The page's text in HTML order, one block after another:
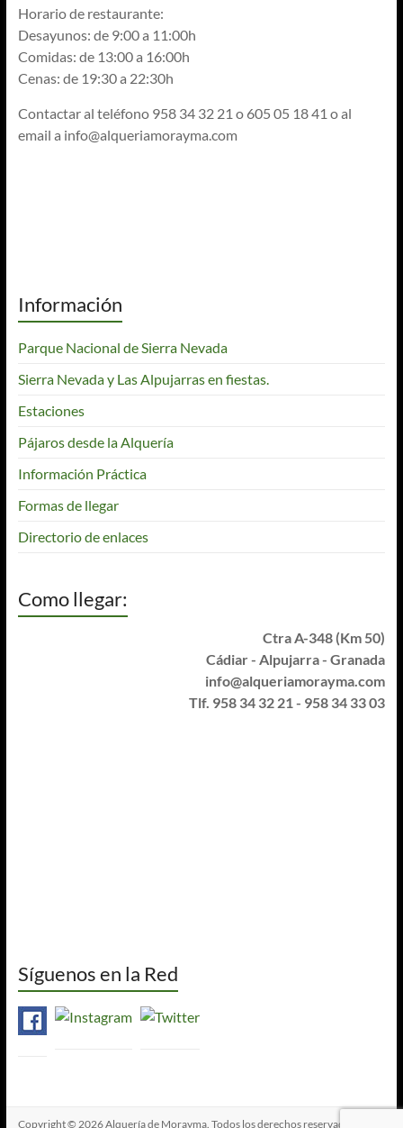
Horario de restaurante:
Desayunos: de 9:00 a 11:00h
Comidas: de 13:00 a 16:00h
Cenas: de 19:30 a 22:30h
Contactar al teléfono 958 34 32 21 o 605 05 18 41 o al
email a info@alqueriamorayma.com
Información
Parque Nacional de Sierra Nevada
Sierra Nevada y Las Alpujarras en fiestas.
Estaciones
Pájaros desde la Alquería
Información Práctica
Formas de llegar
Directorio de enlaces
Como llegar:
Ctra A-348 (Km 50)
Cádiar - Alpujarra - Granada
info@alqueriamorayma.com
Tlf. 958 34 32 21 - 958 34 33 03
Síguenos en la Red
Copyright © 2026Alquería de Morayma. Todos los derechos reservados. Tema